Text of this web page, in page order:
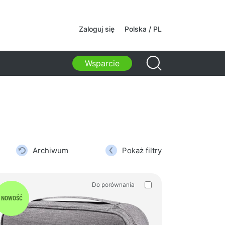
Zaloguj się Polska / PL
Wsparcie
torby, uchwyty i inne akcesoria
na kółkach
organizacyjne
do nauki i wypoczynku
czyszczące
Archiwum Pokaż filtry
NOWOŚĆ
Do porównania